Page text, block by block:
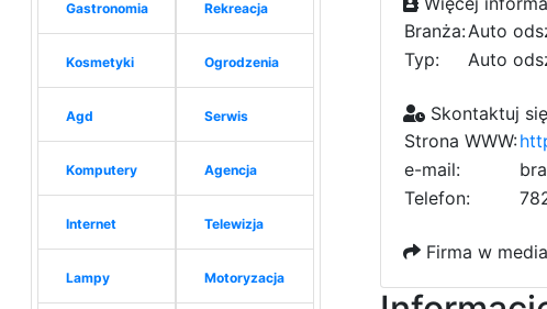
Gastronomia
Kosmetyki
Agd
Komputery
Internet
Lampy
Rekreacja
Ogrodzenia
Serwis
Agencja
Telewizja
Motoryzacja
Branża:Auto
Typ:
Auto
Skontaktuj się
Strona WWW:
e-mail:
0
0
brc
a
Telefon:
Firma w